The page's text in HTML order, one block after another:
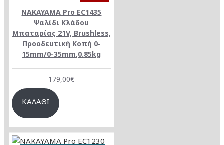
NAKAYAMA Pro EC1435
Ψαλίδι Κλάδου
Μπαταρίας 21V, Brushless,
Προοδευτική Κοπή 0-
15mm/0-35mm,0.85kg
179,00€
ΚΑΛΆΘΙ